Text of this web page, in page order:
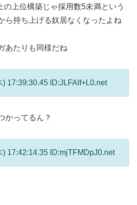
の上位構築じゃ採用数5未満という
ら持ち上げる奴居なくなったよね
あたりも同様だね
17:39:30.45 ID:JLFAlf+L0.net
かってるん？
) 17:42:14.35 ID:mjTFMDpJ0.net